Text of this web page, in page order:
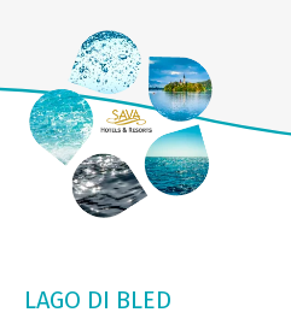
LAGO DI BLED